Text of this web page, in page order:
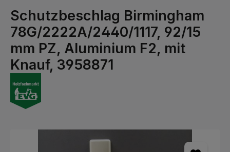
Schutzbeschlag Birmingham
78G/2222A/2440/1117, 92/15
mm PZ, Aluminium F2, mit
Knauf, 3958871